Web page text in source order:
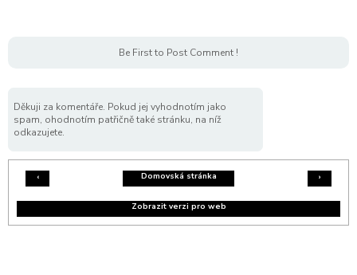
Be First to Post Comment !
Děkuji za komentáře. Pokud jej vyhodnotím jako
spam, ohodnotím patřičně také stránku, na níž
odkazujete.
‹ ›
Domovská stránka
Zobrazit verzi pro web